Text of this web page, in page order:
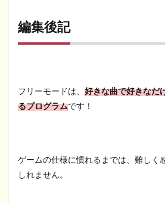
編集後記
フリーモードは、 好きな曲で好きなだ
るプログラムです！
ゲームの仕様に慣れるまでは、難しく
しれません。